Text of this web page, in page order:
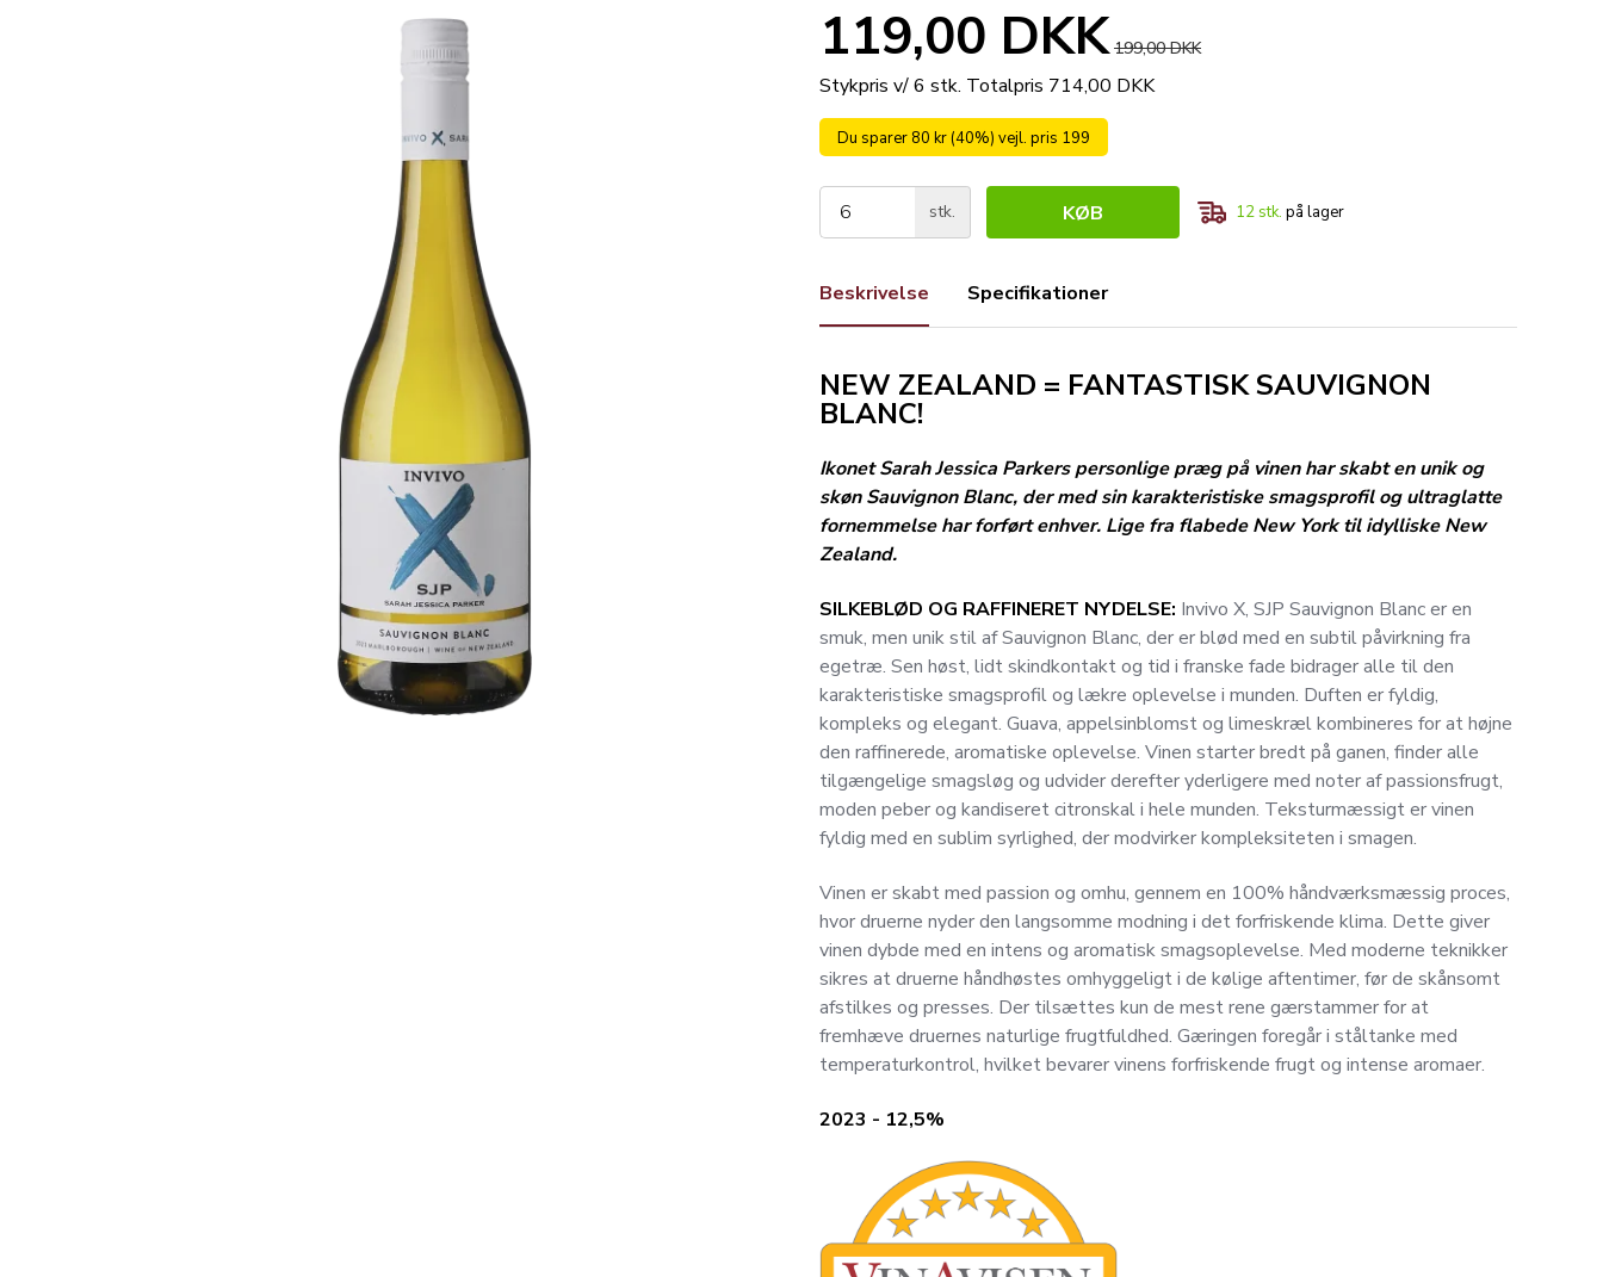
119,00 DKK 199,00 DKK
Stykpris v/ 6 stk. Totalpris 714,00 DKK
Du sparer 80 kr (40%) vejl. pris 199
stk. KØB 12 stk. på lager
Beskrivelse Specifikationer
NEW ZEALAND = FANTASTISK SAUVIGNON
BLANC!
Ikonet Sarah Jessica Parkers personlige præg på vinen har skabt en unik og
skøn Sauvignon Blanc, der med sin karakteristiske smagsprofil og ultraglatte
fornemmelse har forført enhver. Lige fra flabede New York til idylliske New
Zealand.
SILKEBLØD OG RAFFINERET NYDELSE: Invivo X, SJP Sauvignon Blanc er en
smuk, men unik stil af Sauvignon Blanc, der er blød med en subtil påvirkning fra
egetræ. Sen høst, lidt skindkontakt og tid i franske fade bidrager alle til den
karakteristiske smagsprofil og lækre oplevelse i munden. Duften er fyldig,
kompleks og elegant. Guava, appelsinblomst og limeskræl kombineres for at højne
den raffinerede, aromatiske oplevelse. Vinen starter bredt på ganen, finder alle
tilgængelige smagsløg og udvider derefter yderligere med noter af passionsfrugt,
moden peber og kandiseret citronskal i hele munden. Teksturmæssigt er vinen
fyldig med en sublim syrlighed, der modvirker kompleksiteten i smagen.
Vinen er skabt med passion og omhu, gennem en 100% håndværksmæssig proces,
hvor druerne nyder den langsomme modning i det forfriskende klima. Dette giver
vinen dybde med en intens og aromatisk smagsoplevelse. Med moderne teknikker
sikres at druerne håndhøstes omhyggeligt i de kølige aftentimer, før de skånsomt
afstilkes og presses. Der tilsættes kun de mest rene gærstammer for at
fremhæve druernes naturlige frugtfuldhed. Gæringen foregår i ståltanke med
temperaturkontrol, hvilket bevarer vinens forfriskende frugt og intense aromaer.
2023 - 12,5%